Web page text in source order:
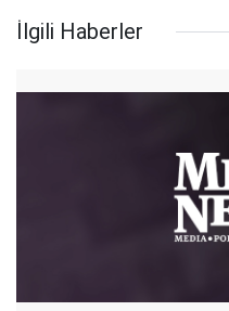
İlgili Haberler